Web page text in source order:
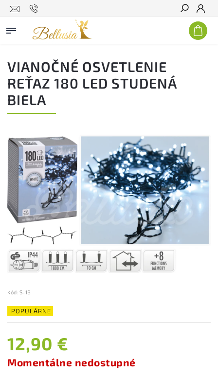
Hľadať
VIANOČNÉ OSVETLENIE
REŤAZ 180 LED STUDENÁ
BIELA
Kód: S-1B
POPULÁRNE
12,90 €
Momentálne nedostupné